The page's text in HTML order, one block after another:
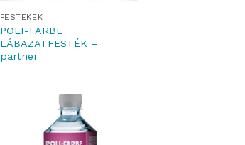
FESTÉKEK
POLI-FARBE
LÁBAZATFESTÉK –
partner